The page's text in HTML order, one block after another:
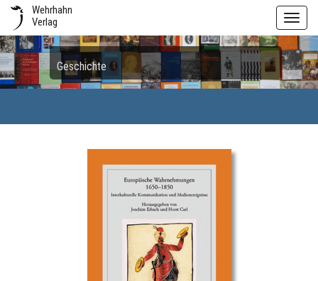
Wehrhahn
Verlag
Geschichte